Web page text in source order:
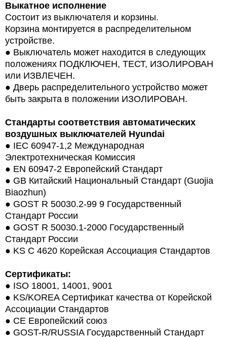
Выкатное исполнение
Состоит из выключателя и корзины.
Корзина монтируется в распределительном
устройстве.
● Выключатель может находится в следующих
положениях ПОДКЛЮЧЕН, ТЕСТ, ИЗОЛИРОВАН
или ИЗВЛЕЧЕН.
● Дверь распределительного устройство может
быть закрыта в положении ИЗОЛИРОВАН.
Стандарты соответствия автоматических
воздушных выключателей Hyundai
● IEC 60947-1,2 Международная
Электротехническая Комиссия
● EN 60947-2 Европейский Стандарт
● GB Китайский Национальный Стандарт (Guojia
Biaozhun)
● GOST R 50030.2-99 9 Государственный
Стандарт России
● GOST R 50030.1-2000 Государственный
Стандарт России
● KS C 4620 Корейская Ассоциация Стандартов
Сертификаты:
● ISO 18001, 14001, 9001
● KS/KOREA Сертификат качества от Корейской
Ассоциации Стандартов
● CE Европейский союз
● GOST-R/RUSSIA Государственный Стандарт